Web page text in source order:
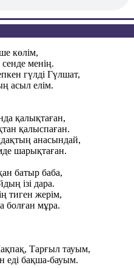
көлім,
сенде менің.
гүлді Гүлшат,
асыл елім.
қалықтаған,
қалыспаған.
анасындай,
шарықтаған.
батыр баба,
ізі дара.
тиген жерім,
болған мұра.
Тарғыл тауым,
еді бақша-бауым.